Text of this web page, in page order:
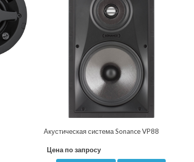
Акустическая система Sonance VP88
Цена по запросу